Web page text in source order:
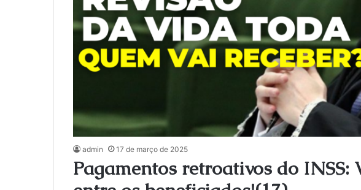
admin 17 de março de 2025
Pagamentos retroativos do INSS: